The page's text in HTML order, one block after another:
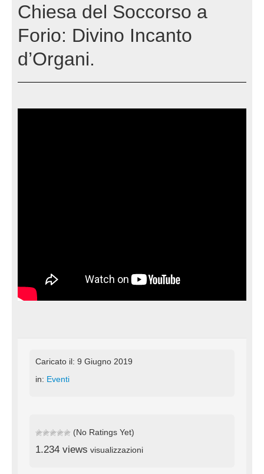
Chiesa del Soccorso a
Forio: Divino Incanto
d’Organi.
Caricato il: 9 Giugno 2019
in: Eventi
(No Ratings Yet)
1.234 views visualizzazioni